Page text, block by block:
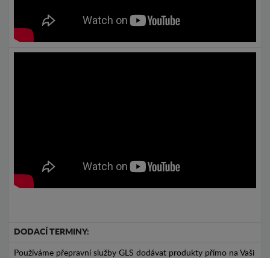
DODACÍ TERMINY:
Používáme přepravní služby GLS dodávat produkty přímo na Vaši